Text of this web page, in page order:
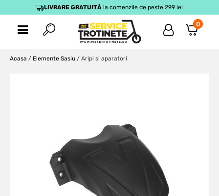
LIVRARE GRATUITĂla comenzile de peste 299 lei
0
Acasa / Elemente Sasiu / Aripi si aparatori